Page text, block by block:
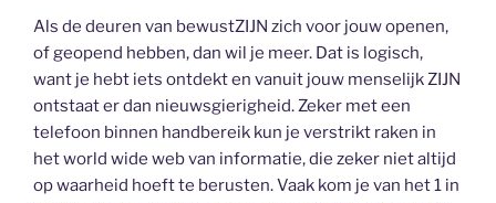
Als de deuren van bewustZIJN zich voor jouw openen,
of geopend hebben, dan wil je meer. Dat is logisch,
want je hebt iets ontdekt en vanuit jouw menselijk ZIJN
ontstaat er dan nieuwsgierigheid. Zeker met een
telefoon binnen handbereik kun je verstrikt raken in
het world wide web van informatie, die zeker niet altijd
op waarheid hoeft te berusten. Vaak kom je van het 1 in